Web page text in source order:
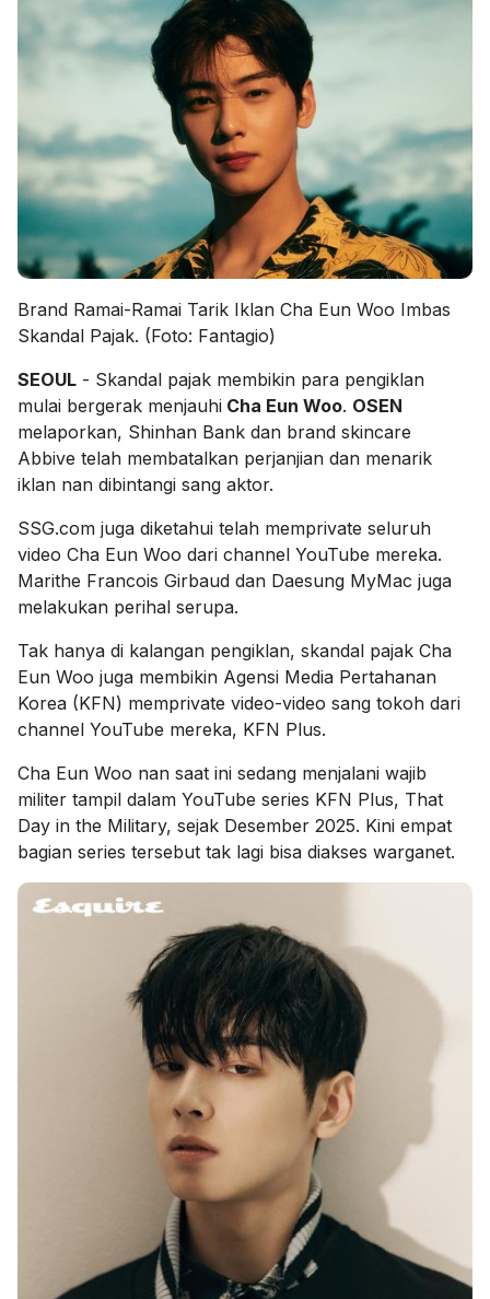
Brand Ramai-Ramai Tarik Iklan Cha Eun Woo Imbas
Skandal Pajak. (Foto: Fantagio)
SEOUL - Skandal pajak membikin para pengiklan
mulai bergerak menjauhi Cha Eun Woo. OSEN
melaporkan, Shinhan Bank dan brand skincare
Abbive telah membatalkan perjanjian dan menarik
iklan nan dibintangi sang aktor.
SSG.com juga diketahui telah memprivate seluruh
video Cha Eun Woo dari channel YouTube mereka.
Marithe Francois Girbaud dan Daesung MyMac juga
melakukan perihal serupa.
Tak hanya di kalangan pengiklan, skandal pajak Cha
Eun Woo juga membikin Agensi Media Pertahanan
Korea (KFN) memprivate video-video sang tokoh dari
channel YouTube mereka, KFN Plus.
Cha Eun Woo nan saat ini sedang menjalani wajib
militer tampil dalam YouTube series KFN Plus, That
Day in the Military, sejak Desember 2025. Kini empat
bagian series tersebut tak lagi bisa diakses warganet.